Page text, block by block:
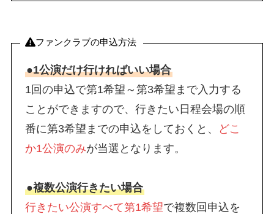
ファンクラブの申込方法
●1公演だけ行ければいい場合
1回の申込で第1希望～第3希望まで入力する
ことができますので、行きたい日程会場の順
番に第3希望までの申込をしておくと、
どこ
か1公演のみが当選となります。
●複数公演行きたい場合
行きたい公演すべて第1希望で複数回申込を